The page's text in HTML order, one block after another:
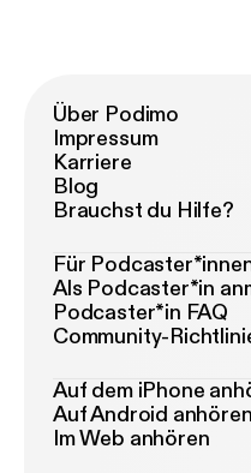
Über Podimo
Impressum
Karriere
Blog
Brauchst du Hilfe?
Für
Als Podcaster*in
Podcaster*in FAQ
Community-
Auf dem iPhone
Auf Android anhören
Im Web anhören